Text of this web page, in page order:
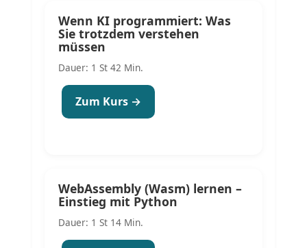
Wenn KI programmiert: Was
Sie trotzdem verstehen
müssen
Dauer: 1 St 42 Min.
Zum Kurs →
WebAssembly (Wasm) lernen –
Einstieg mit Python
Dauer: 1 St 14 Min.